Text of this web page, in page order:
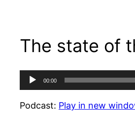
The state of
Audio
Player
00:00
Podcast: Play in new